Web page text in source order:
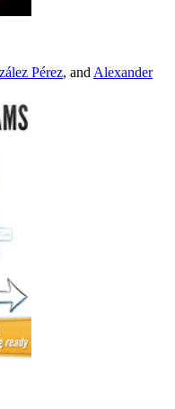
Pérez, and Alexander